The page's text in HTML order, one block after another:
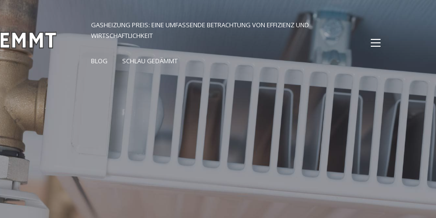
finden
GASHEIZUNG PREIS: EINE UMFASSENDE BETRACHTUNG VON EFFIZIENZ UND
WIRTSCHAFTLICHKEIT
BLOG SCHLAU GEDÄMMT